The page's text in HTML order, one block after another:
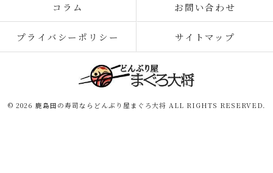
コラム お問い合わせ
プライバシーポリシー サイトマップ
© 2026 鹿島田の寿司ならどんぶり屋まぐろ大将 ALL RIGHTS RESERVED.